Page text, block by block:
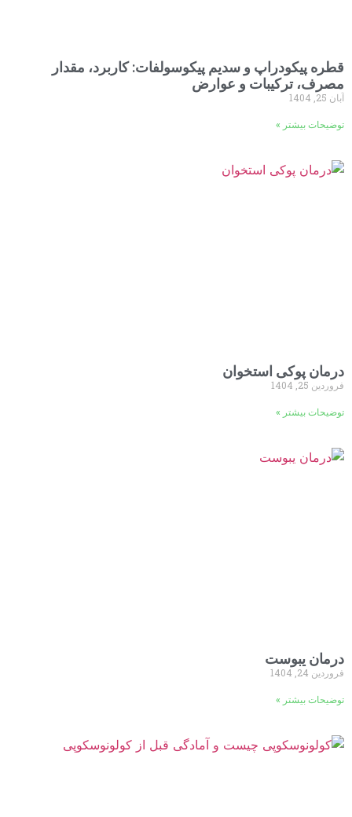
قطره پیکودراپ و سدیم پیکوسولفات: کاربرد، مقدار
مصرف، ترکیبات و عوارض
آبان 25, 1404
توضیحات بیشتر »
درمان پوکی استخوان
فروردین 25, 1404
توضیحات بیشتر »
درمان یبوست
فروردین 24, 1404
توضیحات بیشتر »